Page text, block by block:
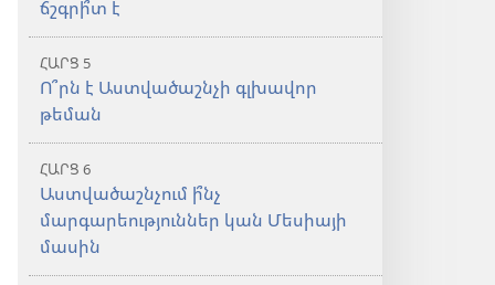
ճշգրի՞տ է
ՀԱՐՑ 5
Ո՞րն է Աստվածաշնչի գլխավոր
թեման
ՀԱՐՑ 6
Աստվածաշնչում ի՞նչ
մարգարեություններ կան Մեսիայի
մասին